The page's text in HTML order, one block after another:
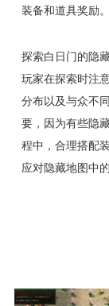
装备和道具奖励。
探索白日门的隐
玩家在探索时注
分布以及与众不
要，因为有些隐
程中，合理搭配
应对隐藏地图中